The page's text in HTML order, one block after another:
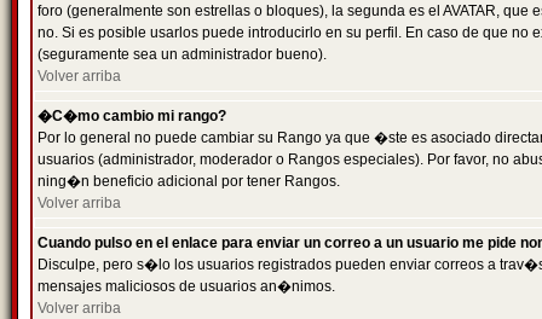
foro (generalmente son estrellas o bloques), la segunda es el AVATAR,
no. Si es posible usarlos puede introducirlo en su perfil. En caso de que
(seguramente sea un administrador bueno).
Volver arriba
�C�mo cambio mi rango?
Por lo general no puede cambiar su Rango ya que �ste es asociado
usuarios (administrador, moderador o Rangos especiales). Por favor, no
ning�n beneficio adicional por tener Rangos.
Volver arriba
Cuando pulso en el enlace para enviar un correo a un usuario me pide
Disculpe, pero s�lo los usuarios registrados pueden enviar correos a
mensajes maliciosos de usuarios an�nimos.
Volver arriba